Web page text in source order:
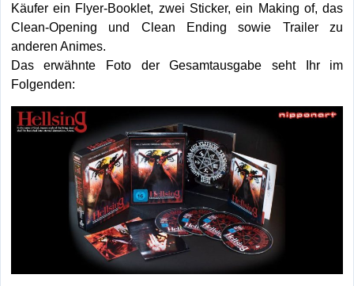
Käufer ein Flyer-Booklet, zwei Sticker, ein Making of, das
Clean-Opening und Clean Ending sowie Trailer zu
anderen Animes.
Das erwähnte Foto der Gesamtausgabe seht Ihr im
Folgenden: